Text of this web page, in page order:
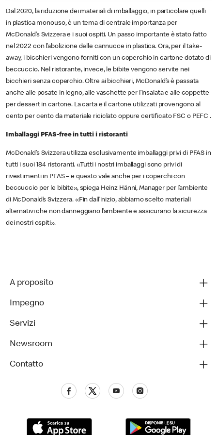
Dal 2020, la riduzione dei materiali di imballaggio, in particolare quelli
in plastica monouso, è un tema di centrale importanza per
McDonald’s Svizzera e i suoi ospiti. Un passo importante è stato fatto
nel 2022 con l’abolizione delle cannucce in plastica. Ora, per il take-
away, i bicchieri vengono forniti con un coperchio in cartone dotato di
beccuccio. Nel ristorante, invece, le bibite vengono servite nei
bicchieri senza coperchio. Oltre ai bicchieri, McDonald’s è passata
anche alle posate in legno, alle vaschette per l’insalata e alle coppette
per dessert in cartone. La carta e il cartone utilizzati provengono al
cento per cento da materiale riciclato oppure certificato FSC o PEFC .
Imballaggi PFAS-free in tutti i ristoranti
McDonald’s Svizzera utilizza esclusivamente imballaggi privi di PFAS in
tutti i suoi 184 ristoranti. «Tutti i nostri imballaggi sono privi di
rivestimenti in PFAS – e questo vale anche per i coperchi con
beccuccio per le bibite», spiega Heinz Hänni, Manager per l’ambiente
di McDonald’s Svizzera. «Fin dall’inizio, abbiamo scelto materiali
alternativi che non danneggiano l’ambiente e assicurano la sicurezza
dei nostri ospiti».
A proposito
Impegno
Servizi
Newsroom
Contatto